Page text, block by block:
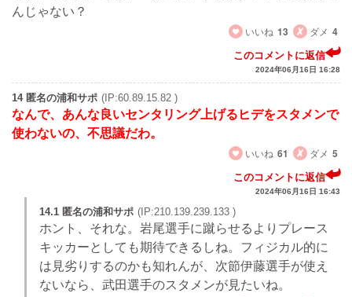
んじゃない？
いいね 13 ダメ 4
このコメントに返信
2024年06月16日 16:28
14 匿名の浦和サポ (IP:60.89.15.82 )
なんで、あんな良いセンタリング上げるヒデをスタメンで
使わないの、不思議だわ。
いいね 61 ダメ 5
このコメントに返信
2024年06月16日 16:43
14.1 匿名の浦和サポ (IP:210.139.239.133 )
ホント、それな。岩尾選手に蹴らせるよりプレース
キッカーとしても期待できるしね。フィジカル的に
は見劣りするのかも知れんが、次節伊藤選手が使え
ないなら、武田選手のスタメンが見たいね。